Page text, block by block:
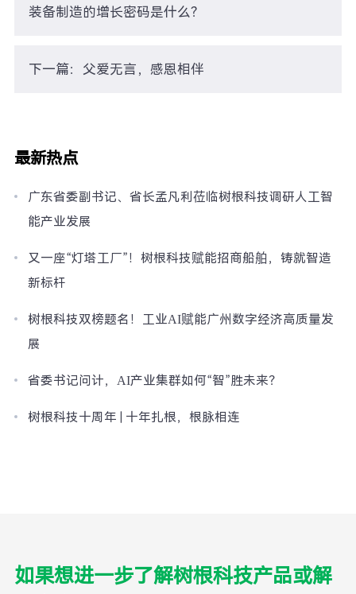
装备制造的增长密码是什么？
下一篇：父爱无言，感恩相伴
最新热点
广东省委副书记、省长孟凡利莅临树根科技调研人工智
能产业发展
又一座“灯塔工厂”！树根科技赋能招商船舶，铸就智造
新标杆
树根科技双榜题名！工业AI赋能广州数字经济高质量发
展
省委书记问计，AI产业集群如何“智”胜未来？
树根科技十周年 | 十年扎根，根脉相连
如果想进一步了解树根科技产品或解